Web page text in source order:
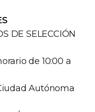
DE SELECCIÓN
de 10:00 a
Autónoma